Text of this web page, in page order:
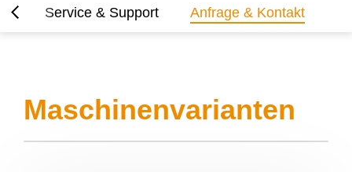
Service & Support Anfrage & Kontakt
Maschinenvarianten